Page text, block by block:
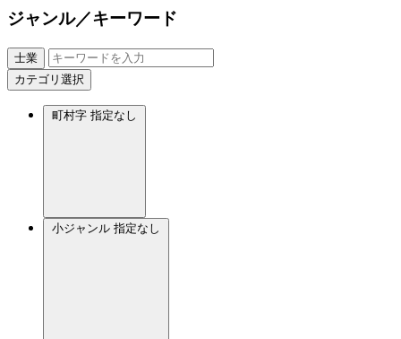
ジャンル／キーワード
士業
カテゴリ選択
町村字 指定なし
小ジャンル 指定なし